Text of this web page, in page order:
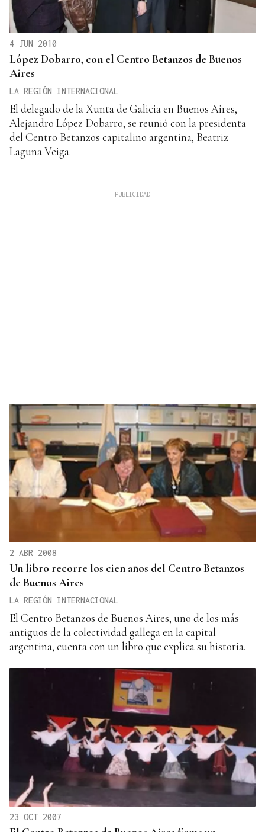
4 JUN 2010
López Dobarro, con el Centro Betanzos de Buenos
Aires
LA REGIÓN INTERNACIONAL
El delegado de la Xunta de Galicia en Buenos Aires,
Alejandro López Dobarro, se reunió con la presidenta
del Centro Betanzos capitalino argentina, Beatriz
Laguna Veiga.
2 ABR 2008
Un libro recorre los cien años del Centro Betanzos
de Buenos Aires
LA REGIÓN INTERNACIONAL
El Centro Betanzos de Buenos Aires, uno de los más
antiguos de la colectividad gallega en la capital
argentina, cuenta con un libro que explica su historia.
23 OCT 2007